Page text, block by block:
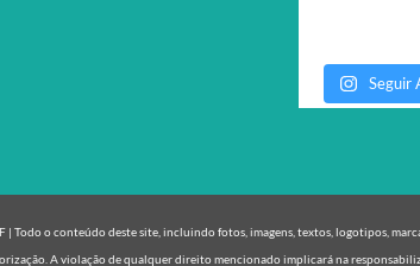
Seguir
| Todo o conteúdo deste site, incluindo fotos, imagens, textos, logotipos,
A violação de qualquer direito mencionado implicará na